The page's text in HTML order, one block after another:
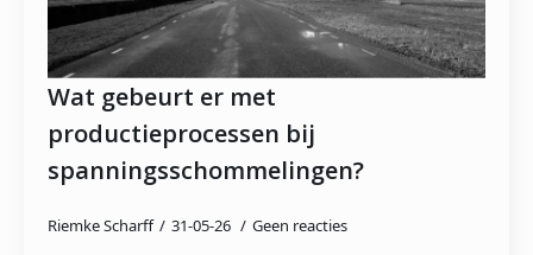
Wat gebeurt er met
productieprocessen bij
spanningsschommelingen?
Riemke Scharff 31-05-26 Geen reacties